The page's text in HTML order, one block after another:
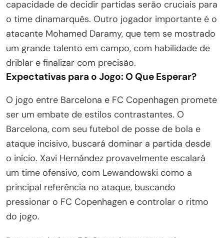
capacidade de decidir partidas serão cruciais para
o time dinamarquês. Outro jogador importante é o
atacante Mohamed Daramy, que tem se mostrado
um grande talento em campo, com habilidade de
driblar e finalizar com precisão.
Expectativas para o Jogo: O Que Esperar?
O jogo entre Barcelona e FC Copenhagen promete
ser um embate de estilos contrastantes. O
Barcelona, com seu futebol de posse de bola e
ataque incisivo, buscará dominar a partida desde
o início. Xavi Hernández provavelmente escalará
um time ofensivo, com Lewandowski como a
principal referência no ataque, buscando
pressionar o FC Copenhagen e controlar o ritmo
do jogo.